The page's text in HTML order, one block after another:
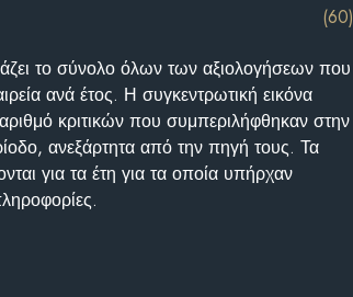
(60)
το σύνολο όλων των αξιολογήσεων που
ανά έτος. Η συγκεντρωτική εικόνα
αριθμό κριτικών που συμπεριλήφθηκαν στην
ανεξάρτητα από την πηγή τους. Τα
για τα έτη για τα οποία υπήρχαν